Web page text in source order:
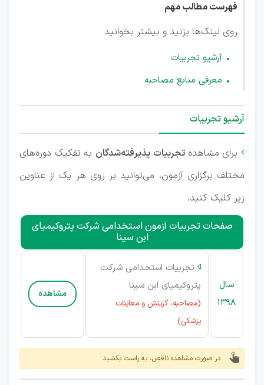
فهرست مطالب مهم
روی لینک‌ها بزنید و بیشتر بخوانید
آرشیو تجربیات
معرفی منابع مصاحبه
آرشیو تجربیات
برای مشاهده تجربیات پذیرفته‌شدگان به تفکیک دوره‌های
مختلف برگزاری آزمون، می‌توانید بر روی هر یک از عناوین
زیر کلیک کنید.
صفحات تجربیات آزمون استخدامی شرکت پتروکیمیای
ابن سینا
سال
1398
 تجربیات استخدامی شرکت
پتروکیمیای ابن سینا
(مصاحبه، گزینش و معاینات
پزشکی)
مشاهده
در صورت مشاهده ناقص، به راست بکشید